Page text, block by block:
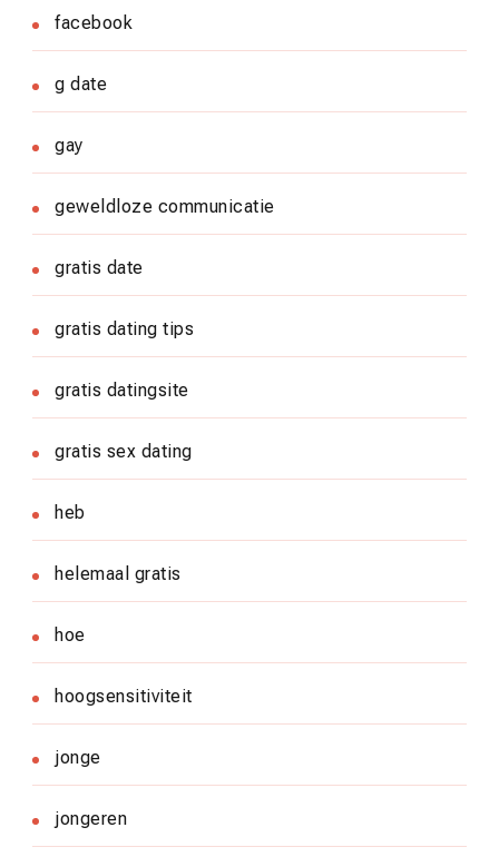
facebook
g date
gay
geweldloze communicatie
gratis date
gratis dating tips
gratis datingsite
gratis sex dating
heb
helemaal gratis
hoe
hoogsensitiviteit
jonge
jongeren